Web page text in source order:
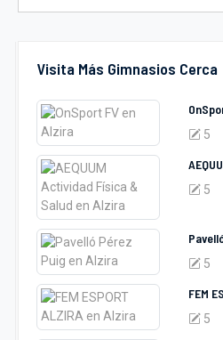
Visita Más Gimnasios Cerca
5
5
5
FEM
5